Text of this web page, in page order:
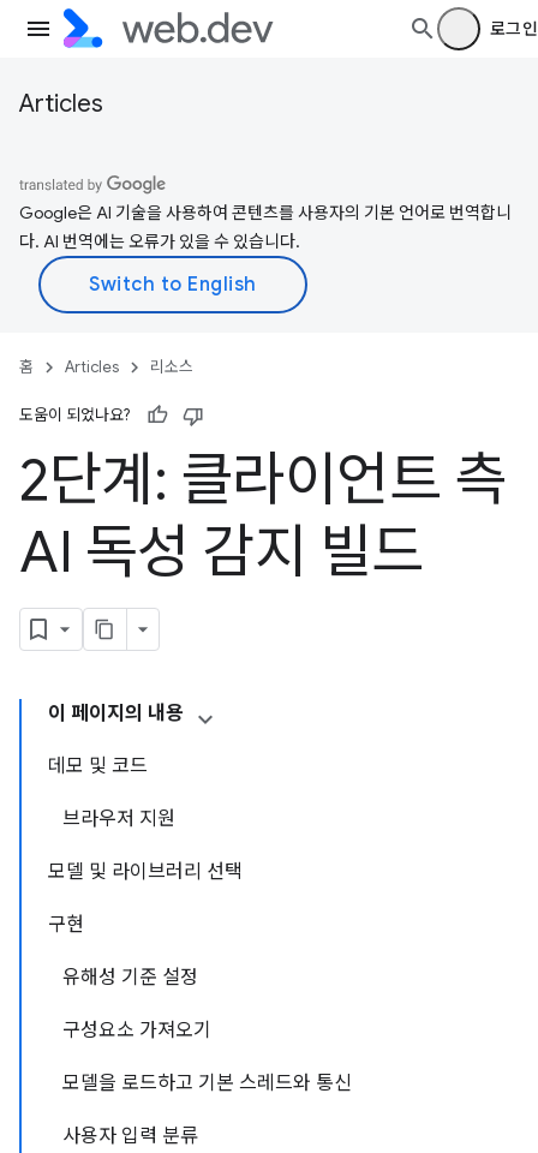
로그인
Articles
Google은 AI 기술을 사용하여 콘텐츠를 사용자의 기본 언어로 번역합니
다. AI 번역에는 오류가 있을 수 있습니다.
홈 Articles 리소스
도움이 되었나요?
2단계: 클라이언트 측
AI 독성 감지 빌드
이 페이지의 내용
데모 및 코드
브라우저 지원
모델 및 라이브러리 선택
구현
유해성 기준 설정
구성요소 가져오기
모델을 로드하고 기본 스레드와 통신
사용자 입력 분류